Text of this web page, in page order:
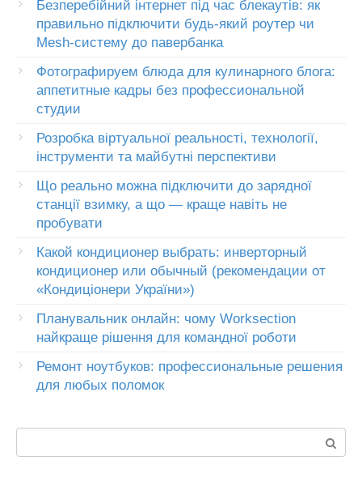
Безперебійний інтернет під час блекаутів: як
правильно підключити будь-який роутер чи
Mesh-систему до павербанка
Фотографируем блюда для кулинарного блога:
аппетитные кадры без профессиональной
студии
Розробка віртуальної реальності, технології,
інструменти та майбутні перспективи
Що реально можна підключити до зарядної
станції взимку, а що — краще навіть не
пробувати
Какой кондиционер выбрать: инверторный
кондиционер или обычный (рекомендации от
«Кондиціонери України»)
Планувальник онлайн: чому Worksection
найкраще рішення для командної роботи
Ремонт ноутбуков: профессиональные решения
для любых поломок